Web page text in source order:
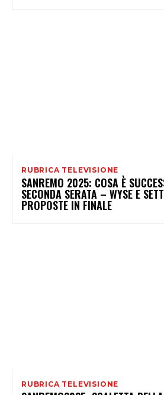
RUBRICA TELEVISIONE
SANREMO 2025: COSA È
SECONDA SERATA – WYSE E
PROPOSTE IN FINALE
RUBRICA TELEVISIONE